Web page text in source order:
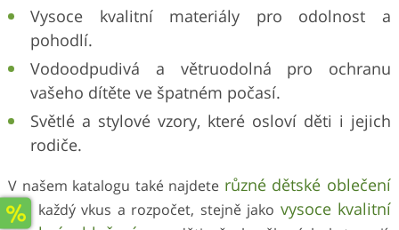
Vysoce kvalitní materiály pro odolnost a
pohodlí.
Vodoodpudivá a větruodolná pro ochranu
vašeho dítěte ve špatném počasí.
Světlé a stylové vzory, které osloví děti i jejich
rodiče.
V našem katalogu také najdete různé dětské oblečení
pro každý vkus a rozpočet, stejně jako vysoce kvalitní